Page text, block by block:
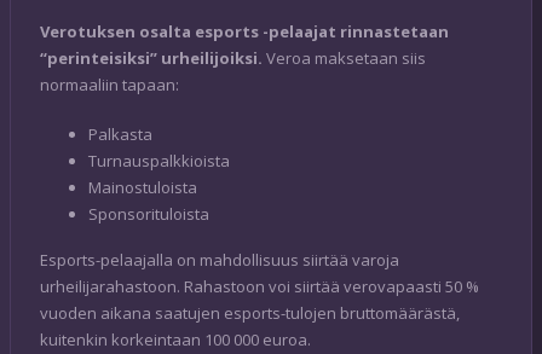
Verotuksen osalta esports -pelaajat rinnastetaan
“perinteisiksi” urheilijoiksi. Veroa maksetaan siis
normaaliin tapaan:
Palkasta
Turnauspalkkioista
Mainostuloista
Sponsorituloista
Esports-pelaajalla on mahdollisuus siirtää varoja
urheilijarahastoon. Rahastoon voi siirtää verovapaasti 50 %
vuoden aikana saatujen esports-tulojen bruttomäärästä,
kuitenkin korkeintaan 100 000 euroa.